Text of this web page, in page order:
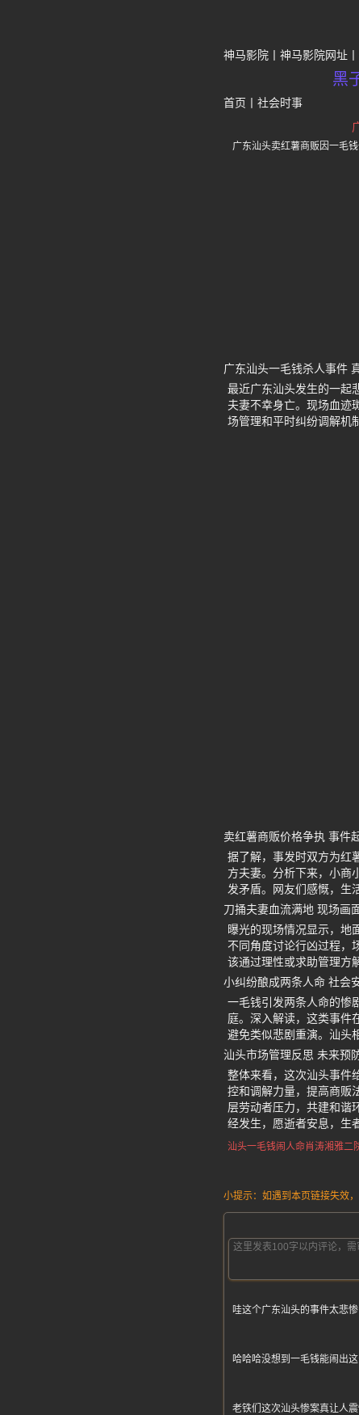
神马影院 神马影院网址
黑
首页 社会时事
广东汕头卖红薯商贩因一毛
广东汕头一毛钱杀人事件
最近广东汕头发生的一起
夫妻不幸身亡。现场血迹
场管理和平时纠纷调解机
卖红薯商贩价格争执 事件
据了解，事发时双方为红
方夫妻。分析下来，小商
发矛盾。网友们感慨，生
刀捅夫妻血流满地 现场画
曝光的现场情况显示，地
不同角度讨论行凶过程，
该通过理性或求助管理方
小纠纷酿成两条人命 社会
一毛钱引发两条人命的惨
庭。深入解读，这类事件
避免类似悲剧重演。汕头
汕头市场管理反思 未来预
整体来看，这次汕头事件
控和调解力量，提高商贩
层劳动者压力，共建和谐
经发生，愿逝者安息，生
汕头一毛钱闹人命肖涛湘雅二
小提示：如遇到本页链接失效
哇这个广东汕头的事件太悲
哈哈哈没想到一毛钱能闹出
老铁们这次汕头惨案真让人